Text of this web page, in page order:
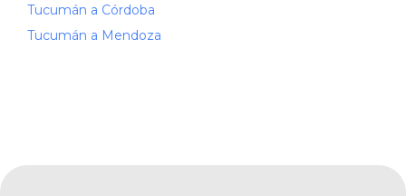
Tucumán a Córdoba
Tucumán a Mendoza